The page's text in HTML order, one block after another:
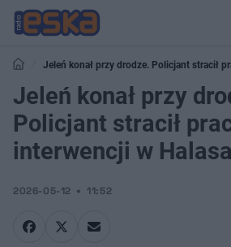
Jeleń konał przy drodze. Policjant stracił
Jeleń konał przy
Policjant stracił
interwencji w
2026-05-12 11:52